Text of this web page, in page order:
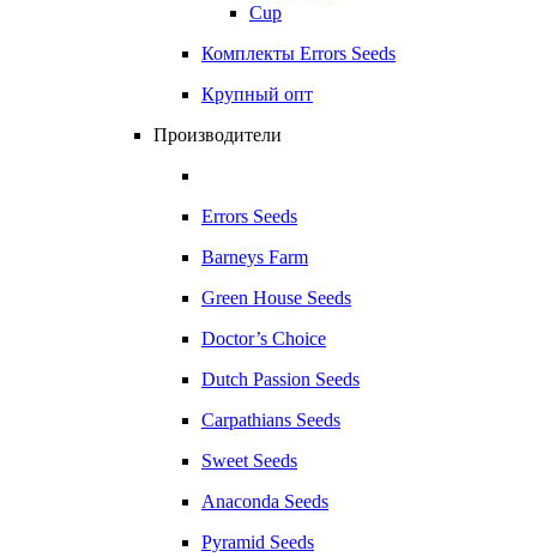
Cup
Комплекты Errors Seeds
Крупный опт
Производители
Errors Seeds
Barneys Farm
Green House Seeds
Doctor’s Choice
Dutch Passion Seeds
Carpathians Seeds
Sweet Seeds
Anaconda Seeds
Pyramid Seeds